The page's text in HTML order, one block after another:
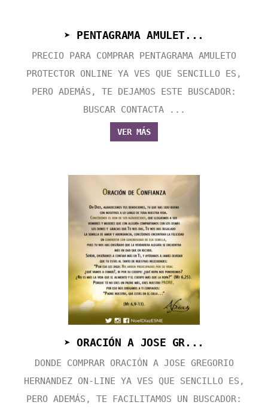
➤ PENTAGRAMA AMULET...
PRECIO PARA COMPRAR PENTAGRAMA AMULETO
PROTECTOR ONLINE YA VES QUE SENCILLO ES,
PERO ADEMÁS, TE DEJAMOS ESTE BUSCADOR:
BUSCAR CONTACTA ...
VER MÁS
➤ ORACIÓN A JOSE GR...
DONDE COMPRAR ORACIÓN A JOSE GREGORIO
HERNANDEZ ON-LINE YA VES QUE SENCILLO ES,
PERO ADEMÁS, TE FACILITAMOS UN BUSCADOR: